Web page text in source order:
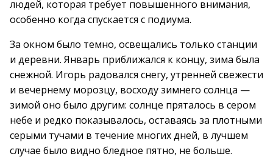
людей, которая требует повышенного внимания,
особенно когда спускается с подиума.
За окном было темно, освещались только станции
и деревни. Январь приближался к концу, зима была
снежной. Игорь радовался снегу, утренней свежести
и вечернему морозцу, восходу зимнего солнца —
зимой оно было другим: солнце пряталось в сером
небе и редко показывалось, оставаясь за плотными
серыми тучами в течение многих дней, в лучшем
случае было видно бледное пятно, не больше.